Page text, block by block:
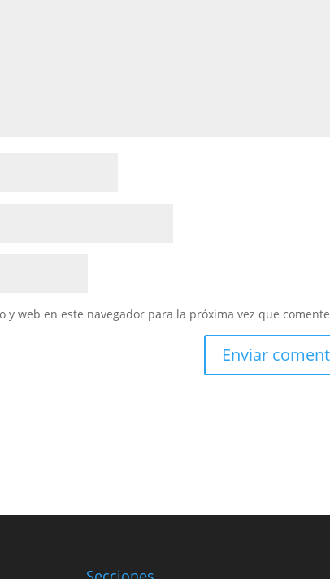
y web en este navegador para la próxima vez que